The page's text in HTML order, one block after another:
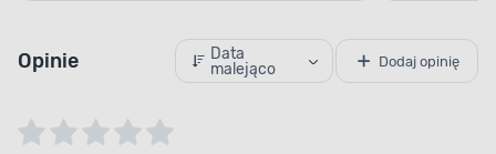
Opinie
Data
malejąco
Dodaj opinię